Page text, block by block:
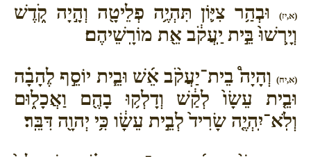
(א,יז)
וּבְהַ֥ר צִיּ֛וֹן תִּהְיֶ֥ה פְלֵיטָ֖ה וְהָ֣יָה קֹ֑דֶשׁ
וְיָֽרְשׁוּ֙ בֵּ֣ית יַֽעֲקֹ֔ב אֵ֖ת מוֹרָֽשֵׁיהֶם׃
(א,יח) וְהָיָה֩ בֵית־יַעֲקֹ֨ב אֵ֜שׁ וּבֵ֧ית יוֹסֵ֣ף לֶהָבָ֗ה
וּבֵ֤ית עֵשָׂו֙ לְקַ֔שׁ וְדָלְק֥וּ בָהֶ֖ם וַאֲכָל֑וּם
וְלֹֽא־יִֽהְיֶ֤ה שָׂרִיד֙ לְבֵ֣ית עֵשָׂ֔ו כִּ֥י יְהוָ֖ה דִּבֵּֽר׃